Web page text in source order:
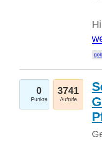
0
Punkte
3741
Aufrufe